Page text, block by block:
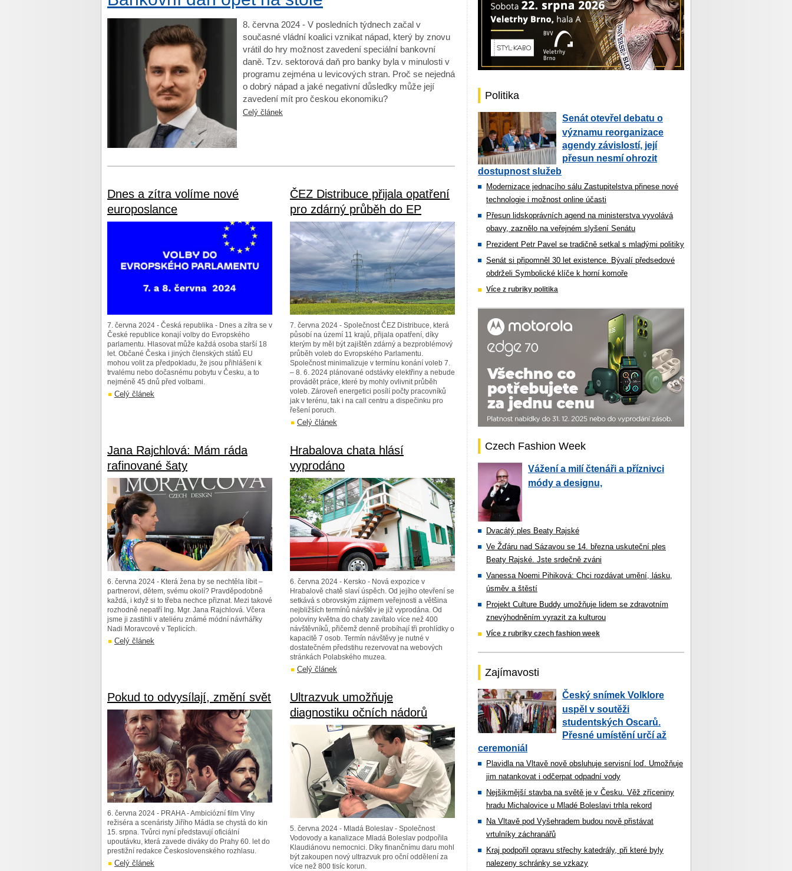
8. června 2024 - V posledních týdnech začal v
současné vládní koalici vznikat nápad, který by znovu
vrátil do hry možnost zavedení speciální bankovní
daně. Tzv. sektorová daň pro banky byla v minulosti v
programu zejména u levicových stran. Proč se nejedná
o dobrý nápad a jaké negativní důsledky může její
zavedení mít pro českou ekonomiku?
Celý článek
Dnes a zítra volíme nové
europoslance
7. června 2024 - Česká republika - Dnes a zítra se v
České republice konají volby do Evropského
parlamentu. Hlasovat může každá osoba starší 18
let. Občané Česka i jiných členských států EU
mohou volit za předpokladu, že jsou přihlášeni k
trvalému nebo dočasnému pobytu v Česku, a to
nejméně 45 dnů před volbami.
Celý článek
ČEZ Distribuce přijala opatření
pro zdárný průběh do EP
7. června 2024 - Společnost ČEZ Distribuce, která
působí na území 11 krajů, přijala opatření, díky
kterým by měl být zajištěn zdárný a bezproblémový
průběh voleb do Evropského Parlamentu.
Společnost minimalizuje v termínu konání voleb 7.
– 8. 6. 2024 plánované odstávky elektřiny a nebude
provádět práce, které by mohly ovlivnit průběh
voleb. Zároveň energetici posílí počty pracovníků
jak v terénu, tak i na call centru a dispečinku pro
řešení poruch.
Celý článek
Jana Rajchlová: Mám ráda
rafinované šaty
6. června 2024 - Která žena by se nechtěla líbit –
partnerovi, dětem, svému okolí? Pravděpodobně
každá, i když si to třeba nechce přiznat. Mezi takové
rozhodně nepatří Ing. Mgr. Jana Rajchlová. Včera
jsme ji zastihli v ateliéru známé módní návrhářky
Nadi Moravcové v Teplicích.
Celý článek
Hrabalova chata hlásí
vyprodáno
6. června 2024 - Kersko - Nová expozice v
Hrabalově chatě slaví úspěch. Od jejího otevření se
setkává s obrovským zájmem veřejnosti a většina
nejbližších termínů návštěv je již vyprodána. Od
poloviny května do chaty zavítalo více než 400
návštěvníků, přičemž denně probíhají tři prohlídky o
kapacitě 7 osob. Termín návštěvy je nutné v
dostatečném předstihu rezervovat na webových
stránkách Polabského muzea.
Celý článek
Pokud to odvysílají, změní svět
6. června 2024 - PRAHA - Ambiciózní film Vlny
režiséra a scenáristy Jiřího Mádla se chystá do kin
15. srpna. Tvůrci nyní představují oficiální
upoutávku, která zavede diváky do Prahy 60. let do
prestižní redakce Československého rozhlasu.
Celý článek
Ultrazvuk umožňuje
diagnostiku očních nádorů
5. června 2024 - Mladá Boleslav - Společnost
Vodovody a kanalizace Mladá Boleslav podpořila
Klaudiánovu nemocnici. Díky finančnímu daru mohl
být zakoupen nový ultrazvuk pro oční oddělení za
více než 800 tisíc korun.
Politika
Senát otevřel debatu o
významu reorganizace
agendy závislostí, její
přesun nesmí ohrozit
dostupnost služeb
Modernizace jednacího sálu Zastupitelstva přinese nové
technologie i možnost online účasti
Přesun lidskoprávních agend na ministerstva vyvolává
obavy, zaznělo na veřejném slyšení Senátu
Prezident Petr Pavel se tradičně setkal s mladými politiky
Senát si připomněl 30 let existence. Bývalí předsedové
obdrželi Symbolické klíče k horní komoře
Více z rubriky politika
Czech Fashion Week
Vážení a milí čtenáři a příznivci
módy a designu,
Dvacátý ples Beaty Rajské
Ve Žďáru nad Sázavou se 14. března uskuteční ples
Beaty Rajské. Jste srdečně zváni
Vanessa Noemi Pihiková: Chci rozdávat umění, lásku,
úsměv a štěstí
Projekt Culture Buddy umožňuje lidem se zdravotním
znevýhodněním vyrazit za kulturou
Více z rubriky czech fashion week
Zajímavosti
Český snímek Volklore
uspěl v soutěži
studentských Oscarů.
Přesné umístění určí až
ceremoniál
Plavidla na Vltavě nově obsluhuje servisní loď. Umožňuje
jim natankovat i odčerpat odpadní vody
Nejšikmější stavba na světě je v Česku. Věž zříceniny
hradu Michalovice u Mladé Boleslavi trhla rekord
Na Vltavě pod Vyšehradem budou nově přistávat
vrtulníky záchranářů
Kraj podpořil opravu střechy katedrály, při které byly
nalezeny schránky se vzkazy